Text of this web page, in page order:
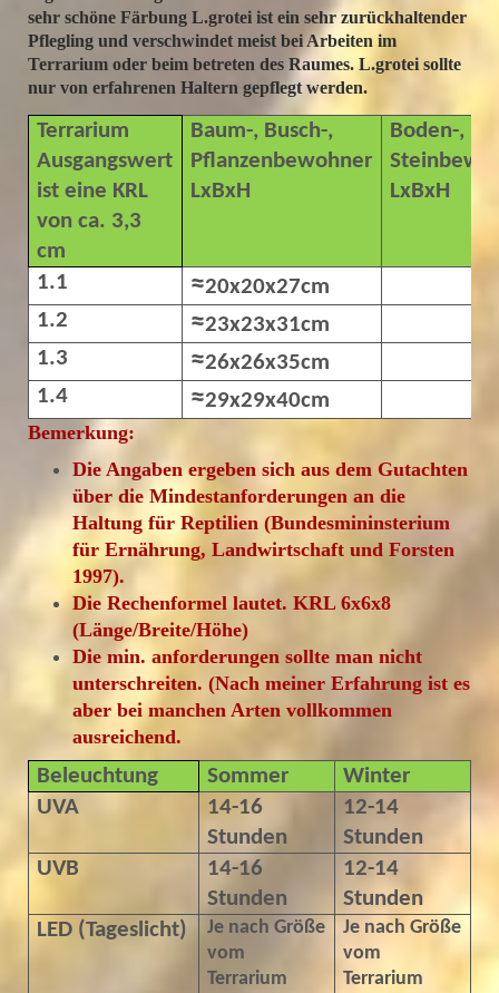
sehr schöne Färbung L.grotei ist ein sehr zurückhaltender
Pflegling und verschwindet meist bei Arbeiten im
Terrarium oder beim betreten des Raumes. L.grotei sollte
nur von erfahrenen Haltern gepflegt werden.
Terrarium
Ausgangswert
ist eine KRL
von ca. 3,3
cm
Baum-, Busch-,
Pflanzenbewohner
LxBxH
Boden-,
LxBxH
1.1 ≈20x20x27cm
1.2
≈23x23x31cm
1.3
≈26x26x35cm
1.4
≈29x29x40cm
Bemerkung:
Die Angaben ergeben sich aus dem Gutachten
über die Mindestanforderungen an die
Haltung für Reptilien (Bundesmininsterium
für Ernährung, Landwirtschaft und Forsten
1997).
Die Rechenformel lautet. KRL 6x6x8
(Länge/Breite/Höhe)
Die min. anforderungen sollte man nicht
unterschreiten. (Nach meiner Erfahrung ist es
aber bei manchen Arten vollkommen
ausreichend.
Beleuchtung Sommer
Winter
UVA
14-16
Stunden
12-14
Stunden
UVB
14-16
Stunden
12-14
Stunden
LED (Tageslicht)
Je nach Größe
vom
Terrarium
Je nach Größe
vom
Terrarium